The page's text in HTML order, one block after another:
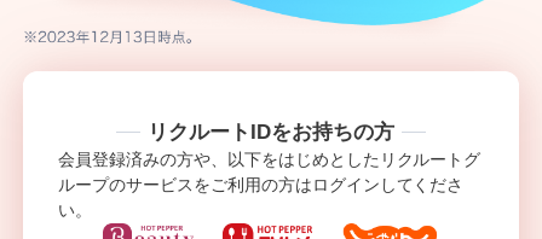
リクルートIDをお持ちの方
会員登録済みの方や、以下をはじめとしたリクルートグ
ループのサービスをご利用の方はログインしてくださ
い。